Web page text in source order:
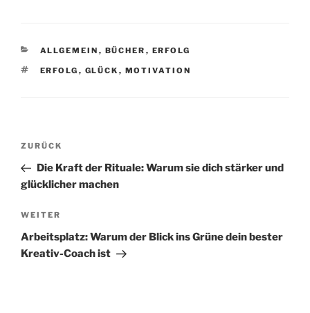
KATEGORIEN
ALLGEMEIN , BÜCHER , ERFOLG
SCHLAGWÖRTER
ERFOLG , GLÜCK , MOTIVATION
Beitragsnavigation
Vorheriger
Beitrag
ZURÜCK
Die Kraft der Rituale: Warum sie dich stärker und
glücklicher machen
Nächster
Beitrag
WEITER
Arbeitsplatz: Warum der Blick ins Grüne dein bester
Kreativ-Coach ist